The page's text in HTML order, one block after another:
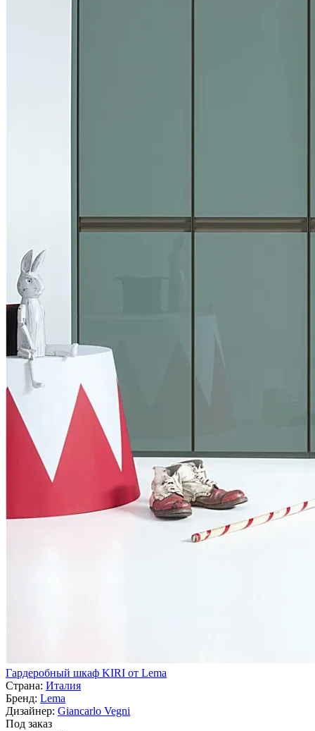
Гардеробный шкаф KIRI от Lema
Страна: Италия
Бренд: Lema
Дизайнер: Giancarlo Vegni
Под заказ